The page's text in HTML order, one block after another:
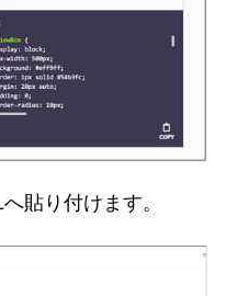
貼り付けます。